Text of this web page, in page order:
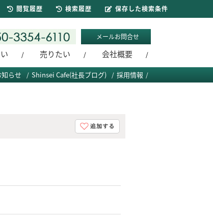
メールお問合せ
売りたい 会社概要
採用情報
Shinsei Cafe(社長ブログ)
知らせ
閲覧履歴 検索履歴 保存した検索条件